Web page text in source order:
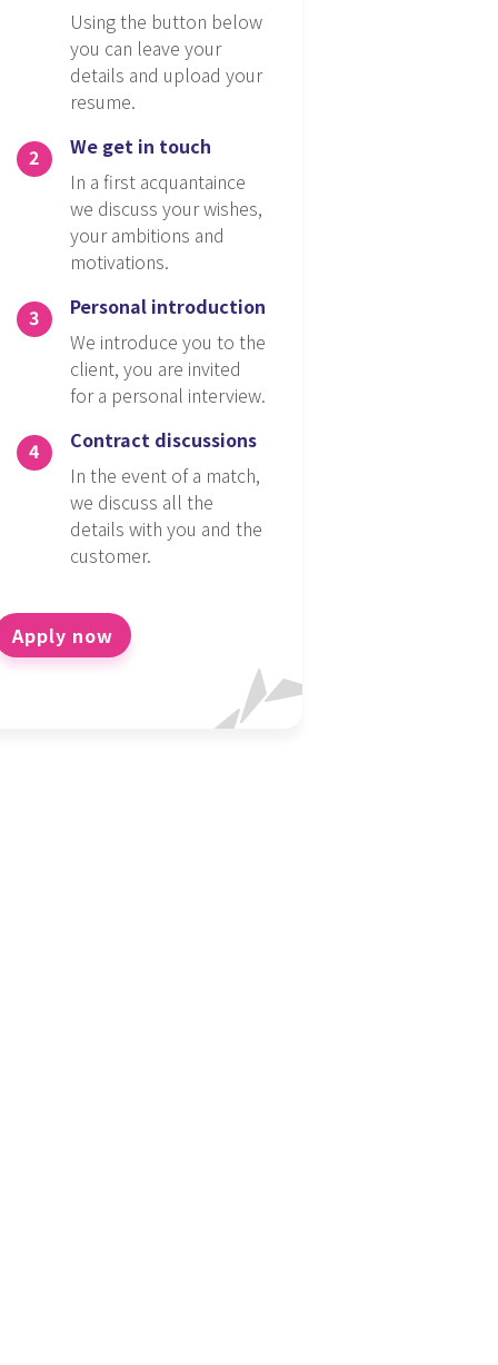
Using the button below
you can leave your
details and upload your
resume.
We get in touch
In a first acquantaince
we discuss your wishes,
your ambitions and
motivations.
Personal introduction
We introduce you to the
client, you are invited
for a personal interview.
Contract discussions
In the event of a match,
we discuss all the
details with you and the
customer.
Apply now